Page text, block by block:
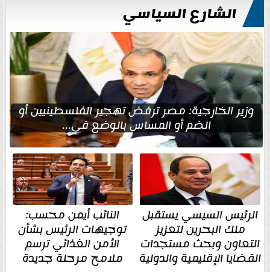
الشارع السياسي
وزير الخارجية: مصر ترفض تهجير الفلسطينيين أو
الضم أو المساس بالوضع في...
الرئيس السيسي يستقبل
ملك البحرين لتعزيز
التعاون وبحث مستجدات
القضايا الإقليمية والدولية
النائب أيمن محسب:
توجيهات الرئيس بشأن
الأمن الغذائي ترسم
ملامح مرحلة جديدة